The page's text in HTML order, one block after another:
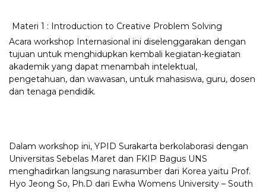
Materi 1 : Introduction to Creative Problem Solving
Acara workshop Internasional ini diselenggarakan dengan
tujuan untuk menghidupkan kembali kegiatan-kegiatan
akademik yang dapat menambah intelektual,
pengetahuan, dan wawasan, untuk mahasiswa, guru, dosen
dan tenaga pendidik.
Dalam workshop ini, YPID Surakarta berkolaborasi dengan
Universitas Sebelas Maret dan FKIP Bagus UNS
menghadirkan langsung narasumber dari Korea yaitu Prof.
Hyo Jeong So, Ph.D dari Ewha Womens University – South